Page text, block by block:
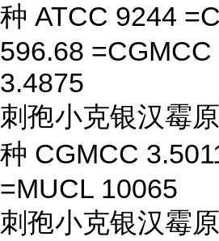
种 ATCC 9244
596.68 =CGMCC
3.4875
刺孢小克银汉霉
种 CGMCC
=MUCL 10065
刺孢小克银汉霉